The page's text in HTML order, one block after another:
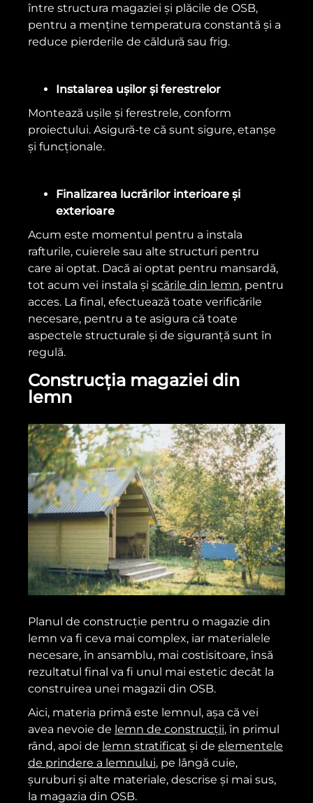
între structura magaziei și plăcile de OSB,
pentru a menține temperatura constantă și a
reduce pierderile de căldură sau frig.
Instalarea ușilor și ferestrelor
Montează ușile și ferestrele, conform
proiectului. Asigură-te că sunt sigure, etanșe
și funcționale.
Finalizarea lucrărilor interioare și
exterioare
Acum este momentul pentru a instala
rafturile, cuierele sau alte structuri pentru
care ai optat. Dacă ai optat pentru mansardă,
tot acum vei instala și scările din lemn, pentru
acces. La final, efectuează toate verificările
necesare, pentru a te asigura că toate
aspectele structurale și de siguranță sunt în
regulă.
Construcția magaziei din
lemn
Planul de construcție pentru o magazie din
lemn va fi ceva mai complex, iar materialele
necesare, în ansamblu, mai costisitoare, însă
rezultatul final va fi unul mai estetic decât la
construirea unei magazii din OSB.
Aici, materia primă este lemnul, așa că vei
avea nevoie de lemn de construcții, în primul
rând, apoi de lemn stratificat și de elementele
de prindere a lemnului, pe lângă cuie,
șuruburi și alte materiale, descrise și mai sus,
la magazia din OSB.